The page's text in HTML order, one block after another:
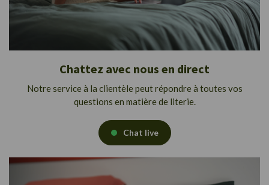
Chattez avec nous en direct
Notre service à la clientèle peut répondre à toutes vos
questions en matière de literie.
Chat live